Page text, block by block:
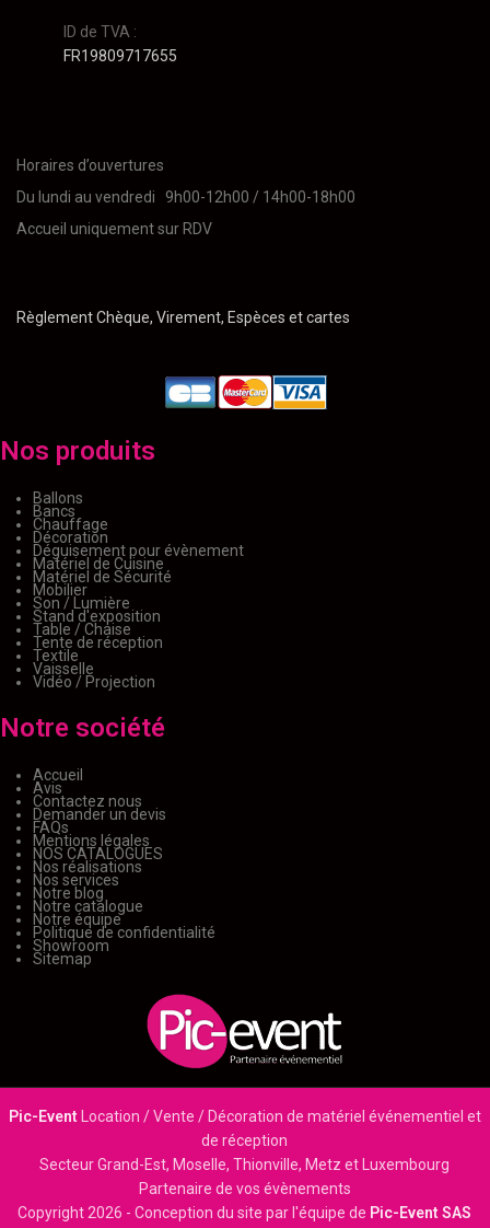
ID de TVA :
FR19809717655
Horaires d’ouvertures
Du lundi au vendredi 9h00-12h00 / 14h00-18h00
Accueil uniquement sur RDV
Règlement Chèque, Virement, Espèces et cartes
Nos produits
Ballons
Bancs
Chauffage
Décoration
Déguisement pour évènement
Matériel de Cuisine
Matériel de Sécurité
Mobilier
Son / Lumière
Stand d'exposition
Table / Chaise
Tente de réception
Textile
Vaisselle
Vidéo / Projection
Notre société
Accueil
Avis
Contactez nous
Demander un devis
FAQs
Mentions légales
NOS CATALOGUES
Nos réalisations
Nos services
Notre blog
Notre catalogue
Notre équipe
Politique de confidentialité
Showroom
Sitemap
Pic-EventLocation / Vente / Décoration de matériel événementiel et
de réception
Secteur Grand-Est, Moselle, Thionville, Metz et Luxembourg
Partenaire de vos évènements
Copyright 2026 - Conception du site par l'équipe de Pic-Event SAS